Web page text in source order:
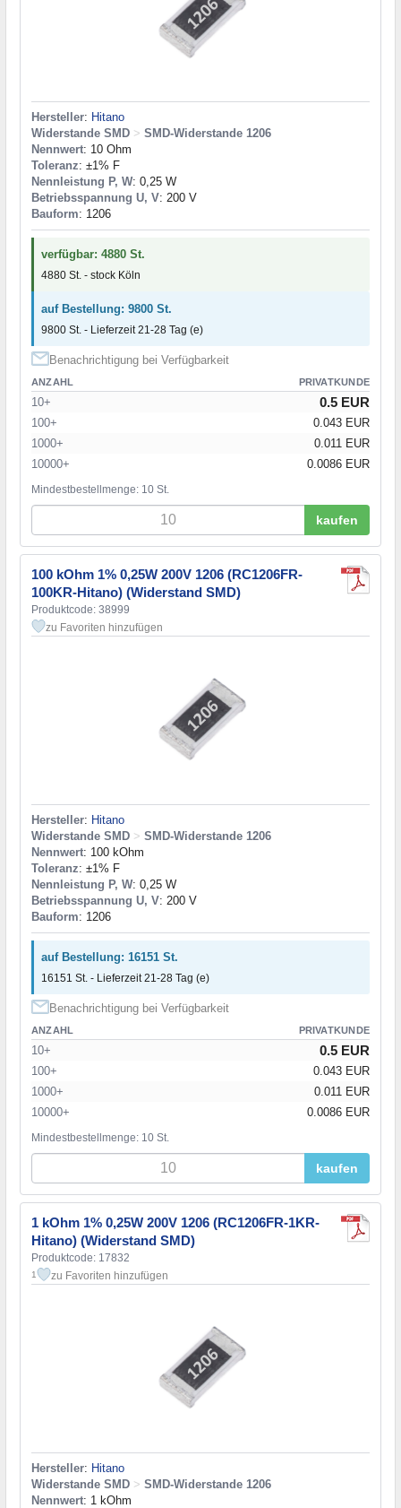
Hersteller: Hitano
Widerstande SMD > SMD-Widerstande 1206
Nennwert: 10 Ohm
Toleranz: ±1% F
Nennleistung P, W: 0,25 W
Betriebsspannung U, V: 200 V
Bauform: 1206
verfügbar: 4880 St.
4880 St. - stock Köln
auf Bestellung: 9800 St.
9800 St. - Lieferzeit 21-28 Tag (e)
Benachrichtigung bei Verfügbarkeit
ANZAHL PRIVATKUNDE
10+ 0.5 EUR
100+
0.043 EUR
1000+
0.011 EUR
10000+
0.0086 EUR
Mindestbestellmenge: 10 St.
kaufen
100 kOhm 1% 0,25W 200V 1206 (RC1206FR-
100KR-Hitano) (Widerstand SMD)
Produktcode: 38999
zu Favoriten hinzufügen
Hersteller: Hitano
Widerstande SMD > SMD-Widerstande 1206
Nennwert: 100 kOhm
Toleranz: ±1% F
Nennleistung P, W: 0,25 W
Betriebsspannung U, V: 200 V
Bauform: 1206
auf Bestellung: 16151 St.
16151 St. - Lieferzeit 21-28 Tag (e)
Benachrichtigung bei Verfügbarkeit
ANZAHL PRIVATKUNDE
10+ 0.5 EUR
100+
0.043 EUR
1000+
0.011 EUR
10000+
0.0086 EUR
Mindestbestellmenge: 10 St.
kaufen
1 kOhm 1% 0,25W 200V 1206 (RC1206FR-1KR-
Hitano) (Widerstand SMD)
Produktcode: 17832
1 zu Favoriten hinzufügen
Hersteller: Hitano
Widerstande SMD > SMD-Widerstande 1206
Nennwert: 1 kOhm